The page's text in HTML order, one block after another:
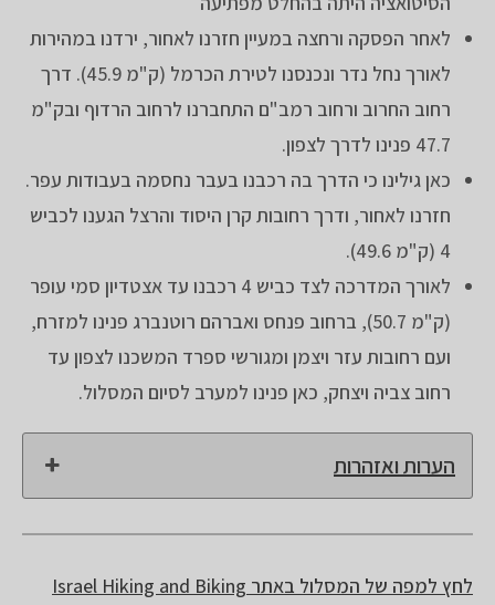
לאחר הפסקה ורחצה במעיין חזרנו לאחור, ירדנו במהירות
לאורך נחל נדר ונכנסנו לטירת הכרמל (ק"מ 45.9). דרך
רחוב החרוב ורחוב רמב"ם התחברנו לרחוב הרדוף ובק"מ
47.7 פנינו לדרך לצפון.
כאן גילינו כי הדרך בה רכבנו בעבר נחסמה בעבודות עפר.
חזרנו לאחור, ודרך רחובות קרן היסוד והרצל הגענו לכביש
4 (ק"מ 49.6).
לאורך המדרכה לצד כביש 4 רכבנו עד אצטדיון סמי עופר
(ק"מ 50.7), ברחוב פנחס ואברהם רוטנברג פנינו למזרח,
ועם רחובות עזר ויצמן ומגורשי ספרד המשכנו לצפון עד
רחוב צביה ויצחק, כאן פנינו למערב לסיום המסלול.
הערות ואזהרות
לחץ למפה של המסלול באתר Israel Hiking and Biking